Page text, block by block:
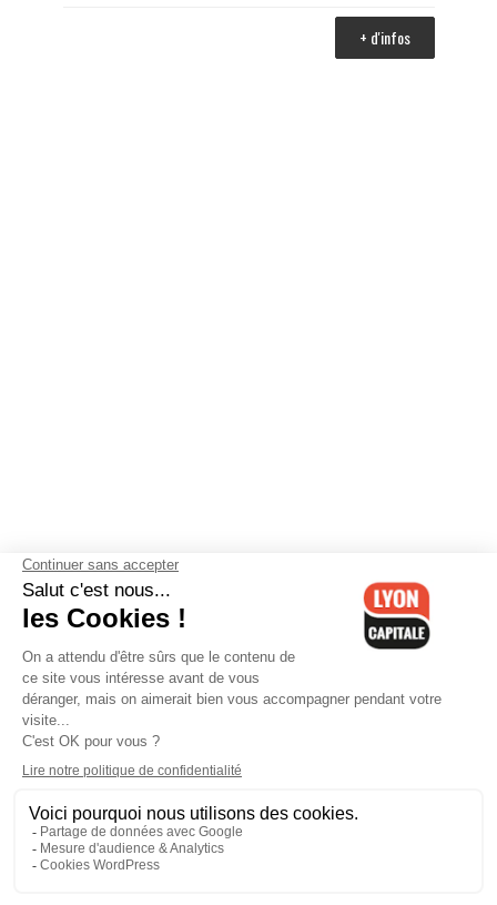
+ d'infos
Contactez-nous-Mentions légales-CGV-Politique de
confidentialité-Gestion des cookies